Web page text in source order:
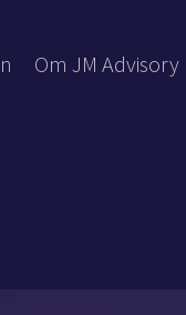
Om JM Advisory